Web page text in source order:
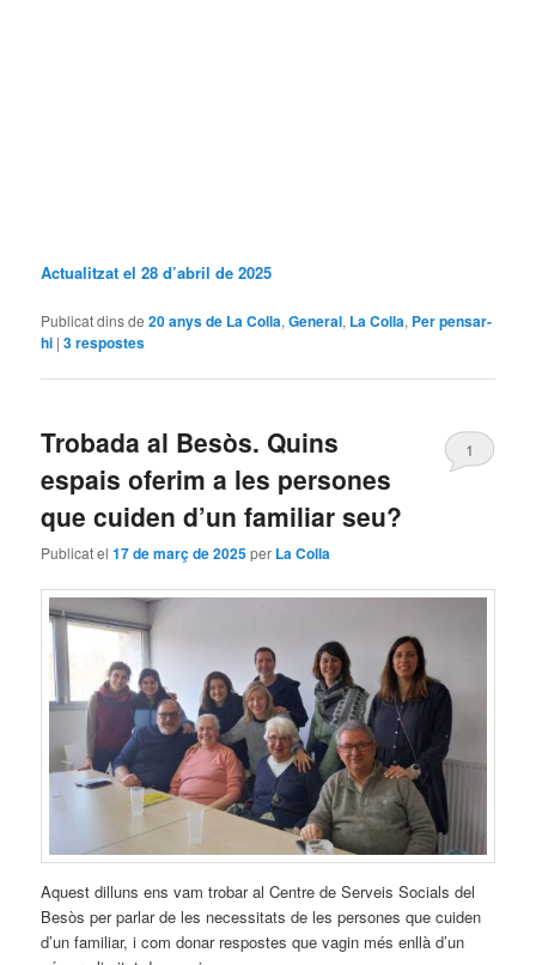
Actualitzat el 28 d’abril de 2025
Publicat dins de 20 anys de La Colla,General, La Colla, Per pensar-
hi |3respostes
Trobada al Besòs. Quins
espais oferim a les persones
que cuiden d’un familiar seu?
Publicat el17 de març de 2025per La Colla
1
Aquest dilluns ens vam trobar al Centre de Serveis Socials del
Besòs per parlar de les necessitats de les persones que cuiden
d’un familiar, i com donar respostes que vagin més enllà d’un